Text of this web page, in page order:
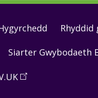
Rhyddid
Siarter Gwybodaeth
(Open